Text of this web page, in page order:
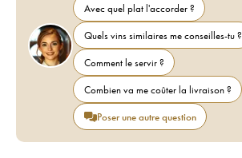
Avec quel plat l'accorder ?
Quels vins similaires me conseilles-tu ?
Comment le servir ?
Combien va me coûter la livraison ?
Poser une autre question